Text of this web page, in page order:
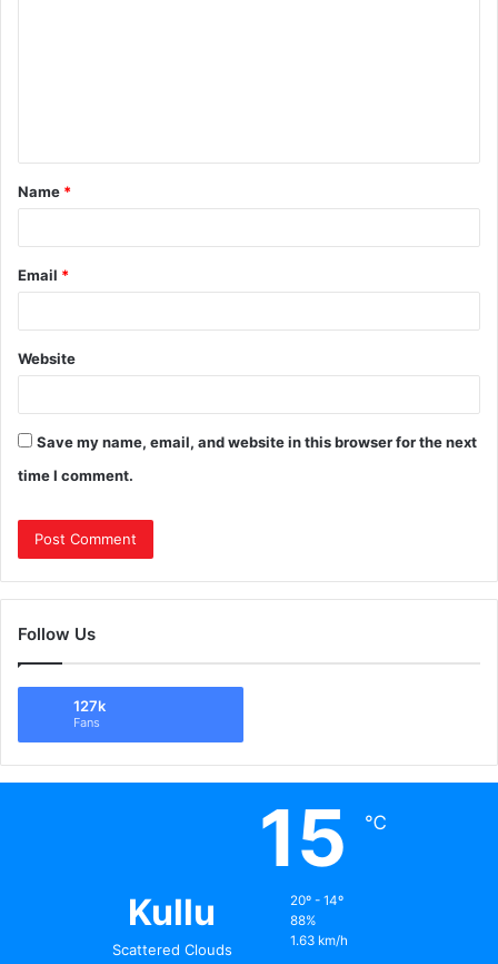
Name *
Email *
Website
Save my name, email, and website in this browser for the next
time I comment.
Follow Us
127k
Fans
Kullu
Scattered Clouds
15 ℃
20º - 14º
88%
1.63 km/h